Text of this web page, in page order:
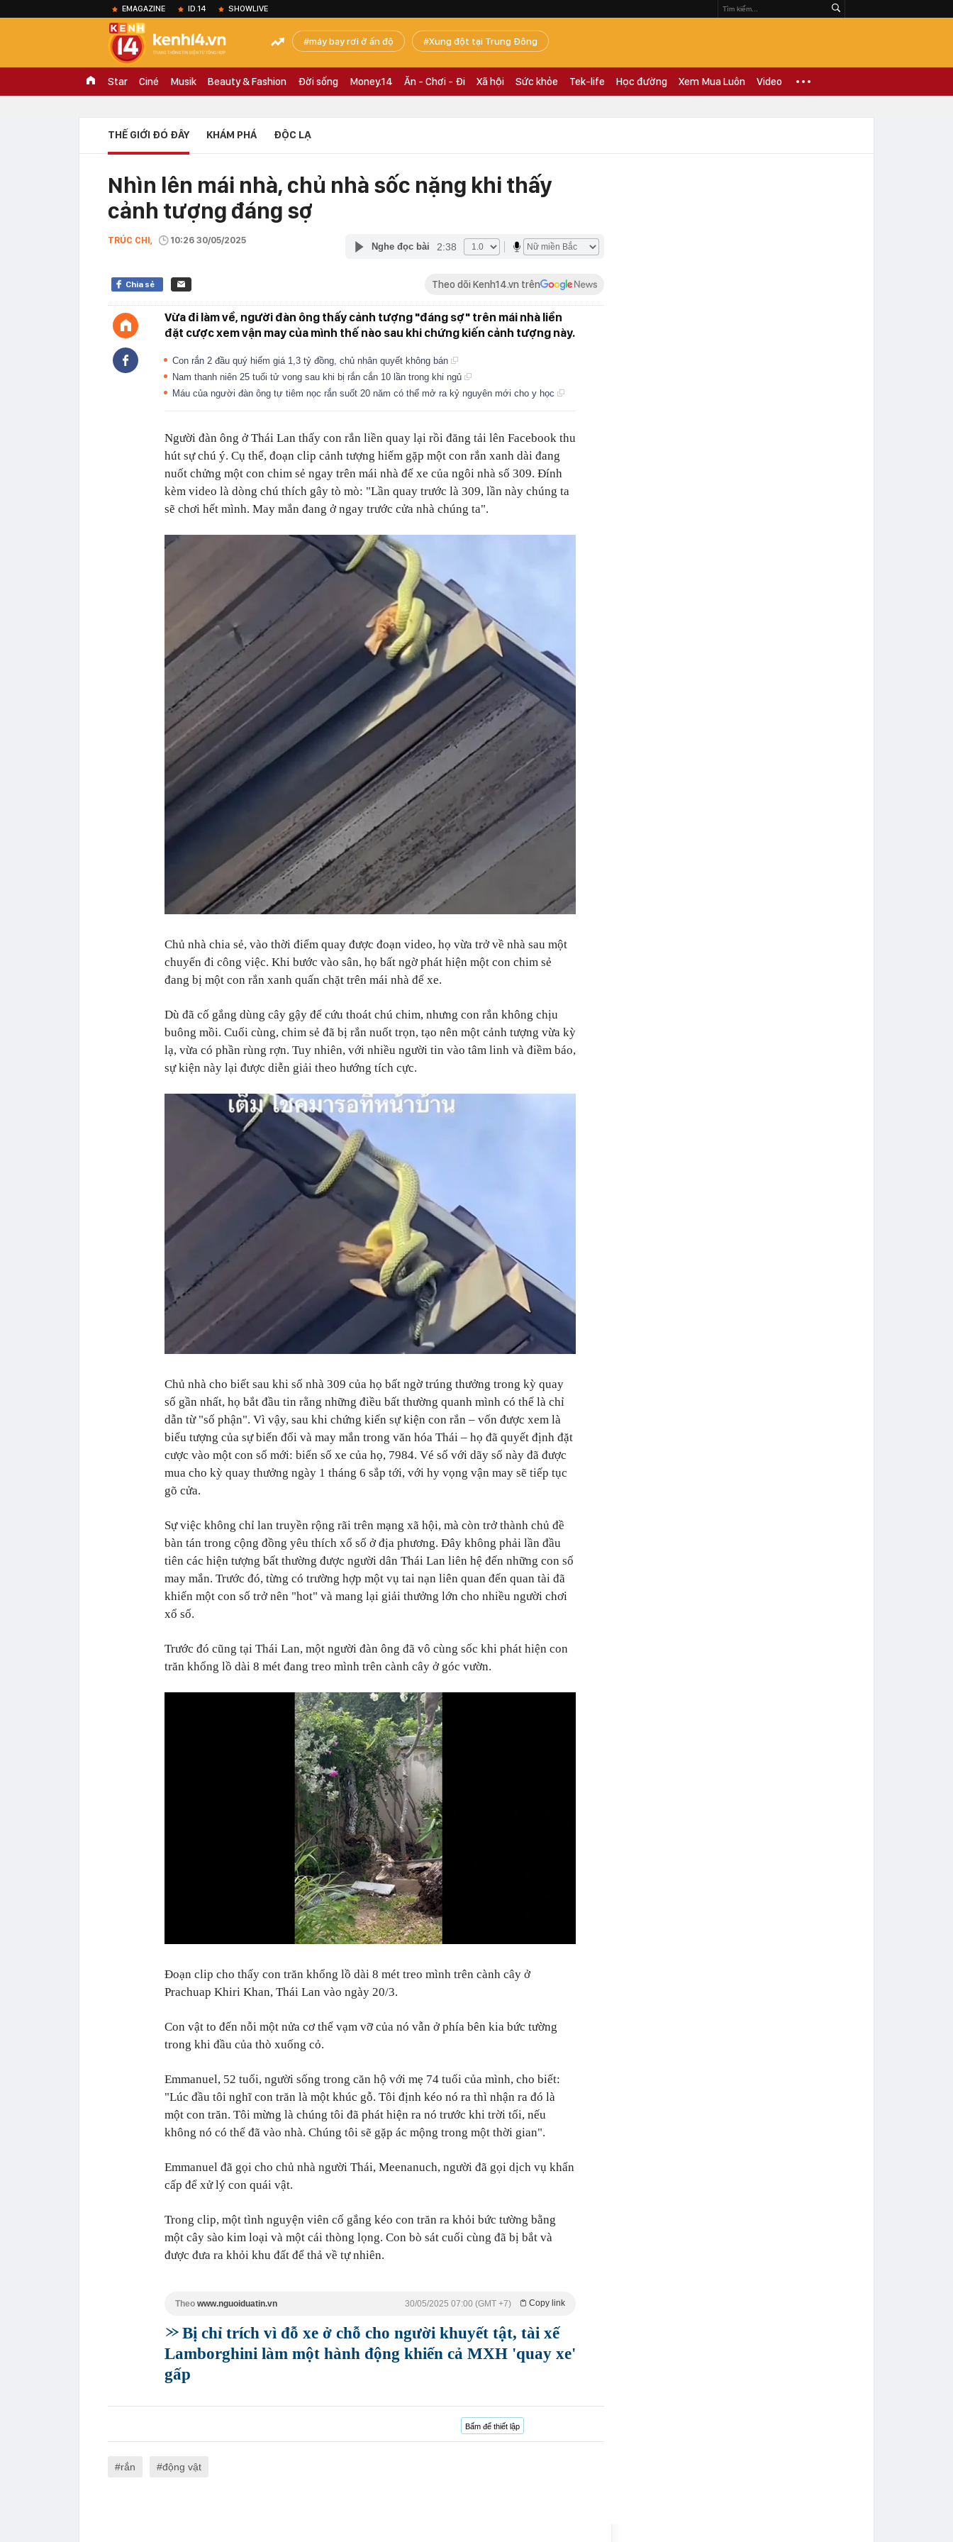
EMAGAZINE ID.14 SHOWLIVE
máy bay rơi ở ấn độ Xung đột tại Trung Đông
Star Ciné Musik Beauty & Fashion Đời sống Money.14 Ăn - Chơi - Đi Xã hội Sức khỏe Tek-life Học đường Xem Mua Luôn Video
THẾ GIỚI ĐÓ ĐÂY KHÁM PHÁ ĐỘC LẠ
Nhìn lên mái nhà, chủ nhà sốc nặng khi thấy
cảnh tượng đáng sợ
TRÚC CHI, 10:26 30/05/2025
Nghe đọc bài 2:38
Chia sẻ Theo dõi Kenh14.vn trên
Vừa đi làm về, người đàn ông thấy cảnh tượng "đáng sợ" trên mái nhà liền
đặt cược xem vận may của mình thế nào sau khi chứng kiến cảnh tượng này.
Con rắn 2 đầu quý hiếm giá 1,3 tỷ đồng, chủ nhân quyết không bán
Nam thanh niên 25 tuổi tử vong sau khi bị rắn cắn 10 lần trong khi ngủ
Máu của người đàn ông tự tiêm nọc rắn suốt 20 năm có thể mở ra kỷ nguyên mới cho y học
Người đàn ông ở Thái Lan thấy con rắn liền quay lại rồi đăng tải lên Facebook thu
hút sự chú ý. Cụ thể, đoạn clip cảnh tượng hiếm gặp một con rắn xanh dài đang
nuốt chửng một con chim sẻ ngay trên mái nhà để xe của ngôi nhà số 309. Đính
kèm video là dòng chú thích gây tò mò: "Lần quay trước là 309, lần này chúng ta
sẽ chơi hết mình. May mắn đang ở ngay trước cửa nhà chúng ta".
Chủ nhà chia sẻ, vào thời điểm quay được đoạn video, họ vừa trở về nhà sau một
chuyến đi công việc. Khi bước vào sân, họ bất ngờ phát hiện một con chim sẻ
đang bị một con rắn xanh quấn chặt trên mái nhà để xe.
Dù đã cố gắng dùng cây gậy để cứu thoát chú chim, nhưng con rắn không chịu
buông mồi. Cuối cùng, chim sẻ đã bị rắn nuốt trọn, tạo nên một cảnh tượng vừa kỳ
lạ, vừa có phần rùng rợn. Tuy nhiên, với nhiều người tin vào tâm linh và điềm báo,
sự kiện này lại được diễn giải theo hướng tích cực.
Chủ nhà cho biết sau khi số nhà 309 của họ bất ngờ trúng thưởng trong kỳ quay
số gần nhất, họ bắt đầu tin rằng những điều bất thường quanh mình có thể là chỉ
dẫn từ "số phận". Vì vậy, sau khi chứng kiến sự kiện con rắn – vốn được xem là
biểu tượng của sự biến đổi và may mắn trong văn hóa Thái – họ đã quyết định đặt
cược vào một con số mới: biển số xe của họ, 7984. Vé số với dãy số này đã được
mua cho kỳ quay thưởng ngày 1 tháng 6 sắp tới, với hy vọng vận may sẽ tiếp tục
gõ cửa.
Sự việc không chỉ lan truyền rộng rãi trên mạng xã hội, mà còn trở thành chủ đề
bàn tán trong cộng đồng yêu thích xổ số ở địa phương. Đây không phải lần đầu
tiên các hiện tượng bất thường được người dân Thái Lan liên hệ đến những con số
may mắn. Trước đó, từng có trường hợp một vụ tai nạn liên quan đến quan tài đã
khiến một con số trở nên "hot" và mang lại giải thưởng lớn cho nhiều người chơi
xổ số.
Trước đó cũng tại Thái Lan, một người đàn ông đã vô cùng sốc khi phát hiện con
trăn khổng lồ dài 8 mét đang treo mình trên cành cây ở góc vườn.
Đoạn clip cho thấy con trăn khổng lồ dài 8 mét treo mình trên cành cây ở
Prachuap Khiri Khan, Thái Lan vào ngày 20/3.
Con vật to đến nỗi một nửa cơ thể vạm vỡ của nó vẫn ở phía bên kia bức tường
trong khi đầu của thò xuống cỏ.
Emmanuel, 52 tuổi, người sống trong căn hộ với mẹ 74 tuổi của mình, cho biết:
"Lúc đầu tôi nghĩ con trăn là một khúc gỗ. Tôi định kéo nó ra thì nhận ra đó là
một con trăn. Tôi mừng là chúng tôi đã phát hiện ra nó trước khi trời tối, nếu
không nó có thể đã vào nhà. Chúng tôi sẽ gặp ác mộng trong một thời gian".
Emmanuel đã gọi cho chủ nhà người Thái, Meenanuch, người đã gọi dịch vụ khẩn
cấp để xử lý con quái vật.
Trong clip, một tình nguyện viên cố gắng kéo con trăn ra khỏi bức tường bằng
một cây sào kim loại và một cái thòng lọng. Con bò sát cuối cùng đã bị bắt và
được đưa ra khỏi khu đất để thả về tự nhiên.
Theo www.nguoiduatin.vn Copy link
30/05/2025 07:00 (GMT +7)
Bị chỉ trích vì đỗ xe ở chỗ cho người khuyết tật, tài xế
Lamborghini làm một hành động khiến cả MXH 'quay xe'
gấp
Bấm để thiết lập
rắn động vật